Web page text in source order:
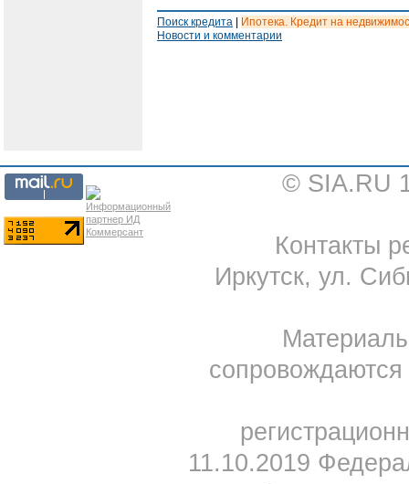
Поиск кредита
Ипотека. Кредит на
Новости и комментарии
© SIA.RU
Контакты
Иркутск, ул.
11.10.2019